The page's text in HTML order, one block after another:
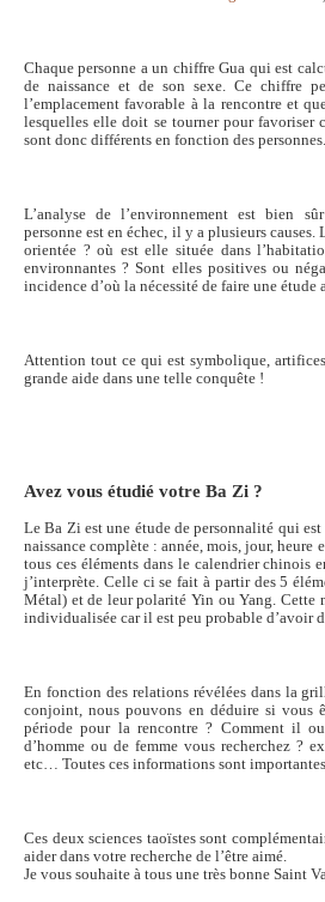
Chaque personne a un chiffre Gua qui est
de naissance et de son sexe. Ce chiffre
l’emplacement favorable à la rencontre et
lesquelles elle doit se tourner pour favoriser
sont donc différents en fonction des personnes.
L’analyse de l’environnement est bien
personne est en échec, il y a plusieurs causes.
orientée ? où est elle située dans
environnantes ? Sont elles positives ou
incidence d’où la nécessité de faire une étude
Attention tout ce qui est symbolique,
grande aide dans une telle conquête !
Avez vous étudié votre Ba Zi ?
Le Ba Zi est une étude de personnalité qui
naissance complète : année, mois, jour, heure
tous ces éléments dans le calendrier chinois
j’interprète. Celle ci se fait à partir des 5
Métal) et de leur polarité Yin ou Yang. Cette
individualisée car il est peu probable d’avoir
En fonction des relations révélées dans la
conjoint, nous pouvons en déduire si vous
période pour la rencontre ? Comment il
d’homme ou de femme vous recherchez ?
etc… Toutes ces informations sont
Ces deux sciences taoïstes sont
aider dans votre recherche de l’être aimé.
Je vous souhaite à tous une très bonne Saint